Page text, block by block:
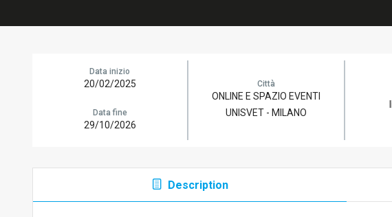
Data inizio
20/02/2025
Data fine
29/10/2026
Città
ONLINE E SPAZIO EVENTI
UNISVET - MILANO
Description